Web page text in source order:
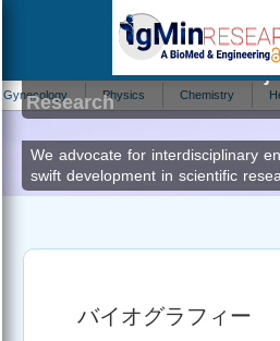
Physics Chemistry
Evando Santos
Research
We advocate for interdisciplinary
swift development in scientific
バイオグラフィー